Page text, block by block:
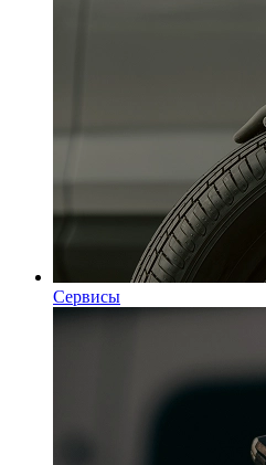
Сервисы